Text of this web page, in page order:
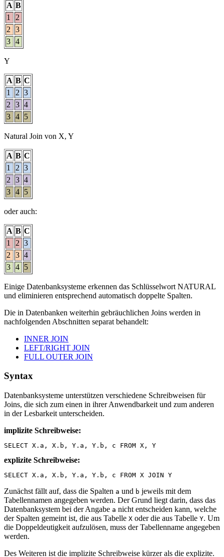
A B
1
2
2
3
3 4
Y
A B C
1
2 3
2
3 4
3 4 5
Natural Join von X, Y
A B C
1
2 3
2
3 4
3 4 5
oder auch:
A B C
1
2 3
2
3 4
3 4 5
Einige Datenbanksysteme erkennen das Schlüsselwort NATURAL
und eliminieren entsprechend automatisch doppelte Spalten.
Die in Datenbanken weiterhin gebräuchlichen Joins werden in
nachfolgenden Abschnitten separat behandelt:
INNER JOIN
LEFT/RIGHT JOIN
FULL OUTER JOIN
Syntax
Datenbanksysteme unterstützen verschiedene Schreibweisen für
Joins, die sich zum einen in ihrer Anwendbarkeit und zum anderen
in der Lesbarkeit unterscheiden.
implizite Schreibweise:
SELECT X . a , X . b , Y . a , Y . b , c FROM X , Y
explizite Schreibweise:
SELECT X . a , X . b , Y . a , Y . b , c FROM X JOIN Y
Zunächst fällt auf, dass die Spalten a und b jeweils mit dem
Tabellennamen angegeben werden. Der Grund liegt darin, dass das
Datenbanksystem bei der Angabe a nicht entscheiden kann, welche
der Spalten gemeint ist, die aus Tabelle X oder die aus Tabelle Y. Um
die Doppeldeutigkeit aufzulösen, muss der Tabellenname angegeben
werden.
Des Weiteren ist die implizite Schreibweise kürzer als die explizite.